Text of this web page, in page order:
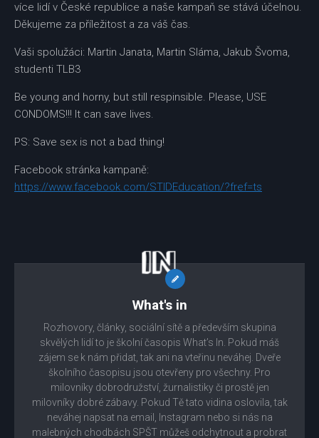
více lidí v České republice a naše kampaň se stává účelnou.
Děkujeme za příležitost a za váš čas.
Vaši spolužáci: Martin Janata, Martin Sláma, Jakub Švoma,
studenti TLB3
Be young and horny, but still respinsible. Please, USE
CONDOMS!!! It can save lives.
PS: Save sex is not a bad thing!
Facebook stránka kampaně:
https://www.facebook.com/STIDEducation/?fref=ts
What's in
Rozhovory, články, sociální sítě a především skupina
skvělých lidí to je školní časopis What’s In. Pokud máš
zájem se k nám přidat, tak ani na vteřinu neváhej. Dveře
školního časopisu jsou otevřeny pro všechny. Pro
milovníky dobrodružství, žurnalistiky či prostě jen
milovníky dobré zábavy. Pokud Tě tato vidina oslovila, tak
neváhej napsat na email, Instagram nebo si nás na
malebných chodbách SPŠT můžeš odchytnout a probrat